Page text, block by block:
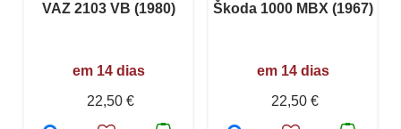
VAZ 2103 VB (1980)
em 14 dias
22,50 €
Škoda 1000 MBX (1967)
em 14 dias
22,50 €